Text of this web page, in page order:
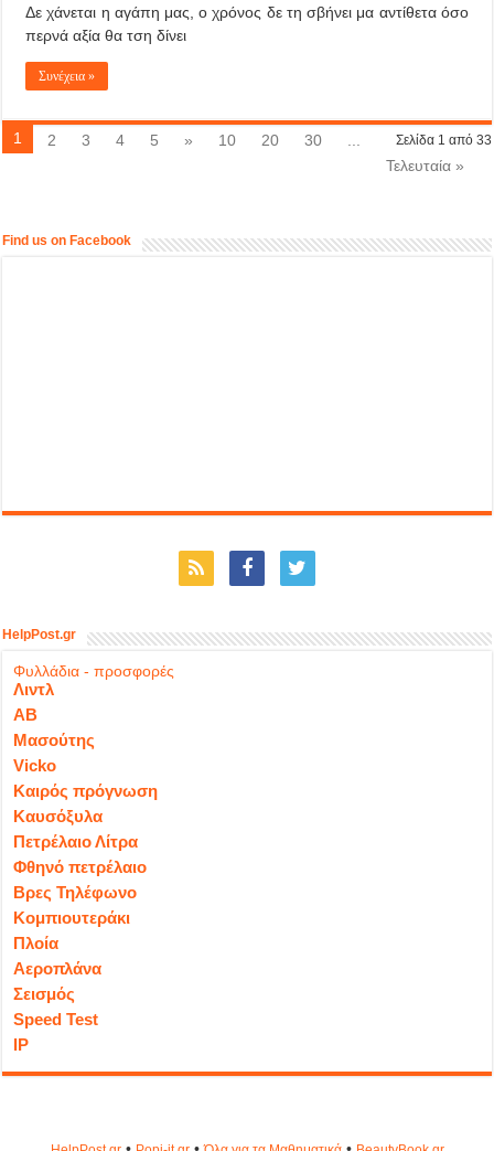
Δε χάνεται η αγάπη μας, ο χρόνος δε τη σβήνει μα αντίθετα όσο
περνά αξία θα τση δίνει
Συνέχεια »
Σελίδα 1 από 33
1 2 3 4 5 » 10 20 30
Τελευταία »
Find us on Facebook
HelpPost.gr
Φυλλάδια - προσφορές
Λιντλ
ΑΒ
Μασούτης
Vicko
Καιρός πρόγνωση
Καυσόξυλα
Πετρέλαιο Λίτρα
Φθηνό πετρέλαιο
Βρες Τηλέφωνο
Κομπιουτεράκι
Πλοία
Αεροπλάνα
Σεισμός
Speed Test
IP